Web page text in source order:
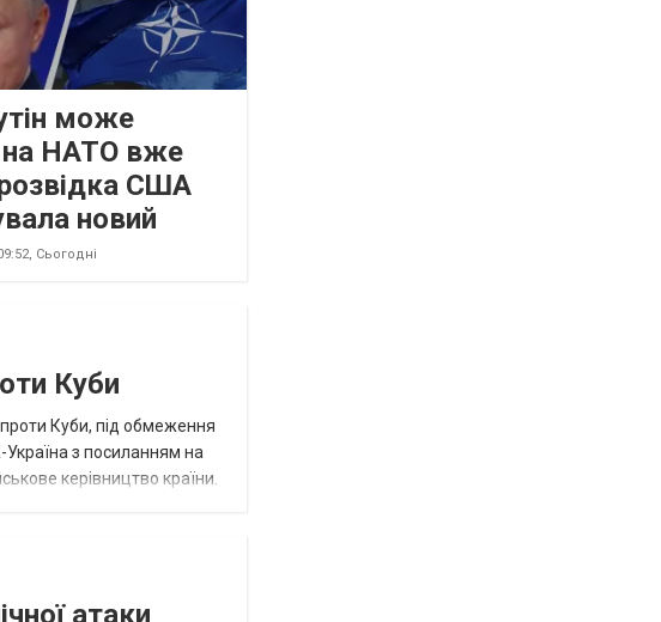
може
на НАТО вже
США
новий
Сьогодні
Куби
Куби, під обмеження
Україна з посиланням на
керівництво країни.
атаки